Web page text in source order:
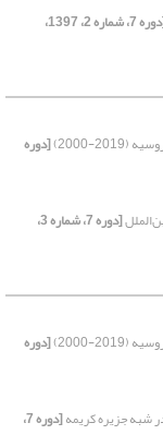
[دوره 7، شماره 2، 1397،
2019)‏ [دوره
[دوره 7، شماره 3،
2019)‏ [دوره
شبه جزیره کریمه [دوره 7،